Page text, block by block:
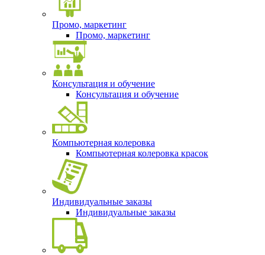
Промо, маркетинг
Промо, маркетинг
Консультация и обучение
Консультация и обучение
Компьютерная колеровка
Компьютерная колеровка красок
Индивидуальные заказы
Индивидуальные заказы